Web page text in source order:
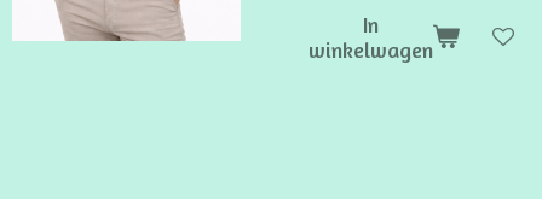
In
winkelwagen